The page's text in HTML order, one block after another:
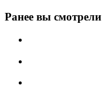
Ранее вы смотрели